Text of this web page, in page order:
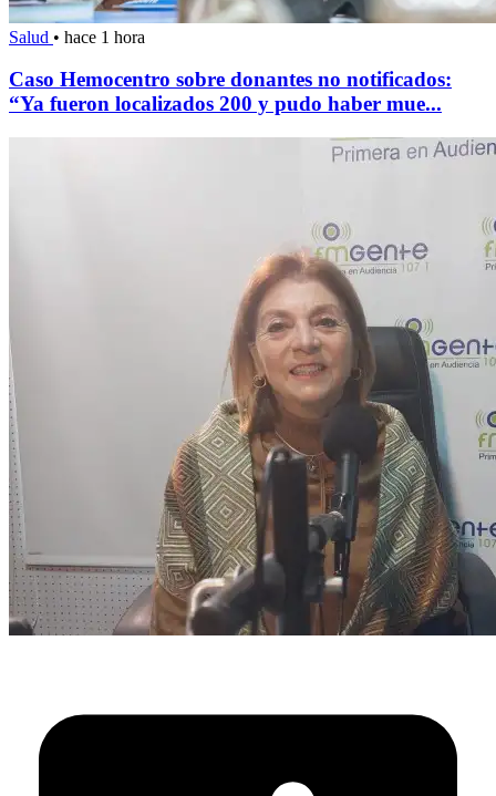
Salud • hace 1 hora
Caso Hemocentro sobre donantes no notificados:
“Ya fueron localizados 200 y pudo haber mue...